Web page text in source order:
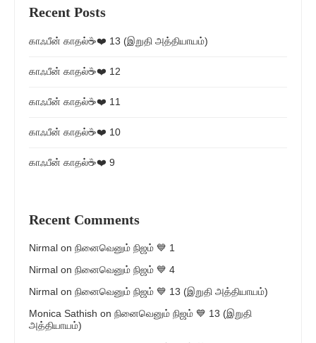
Recent Posts
காஃபீன் காதல்☕❤️ 13 (இறுதி அத்தியாயம்)
காஃபீன் காதல்☕❤️ 12
காஃபீன் காதல்☕❤️ 11
காஃபீன் காதல்☕❤️ 10
காஃபீன் காதல்☕❤️ 9
Recent Comments
Nirmal on நினைவெனும் நிஜம் 💙 1
Nirmal on நினைவெனும் நிஜம் 💙 4
Nirmal on நினைவெனும் நிஜம் 💙 13 (இறுதி அத்தியாயம்)
Monica Sathish on நினைவெனும் நிஜம் 💙 13 (இறுதி
அத்தியாயம்)